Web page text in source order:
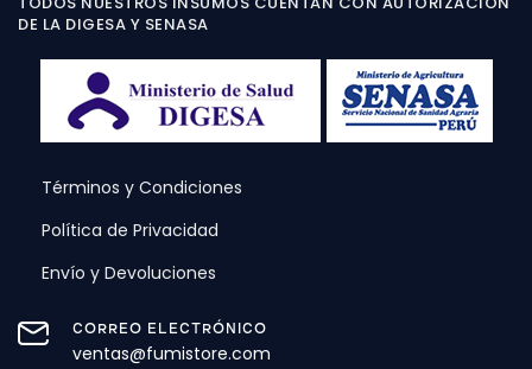
DE LA DIGESA Y SENASA
Términos y Condiciones
Política de Privacidad
Envío y Devoluciones
CORREO ELECTRÓNICO
ventas@fumistore.com